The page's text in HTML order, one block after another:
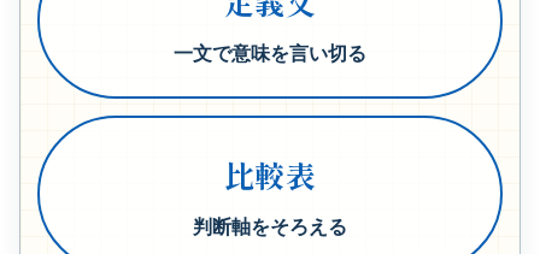
一文で意味を言い切る
比較表
判断軸をそろえる